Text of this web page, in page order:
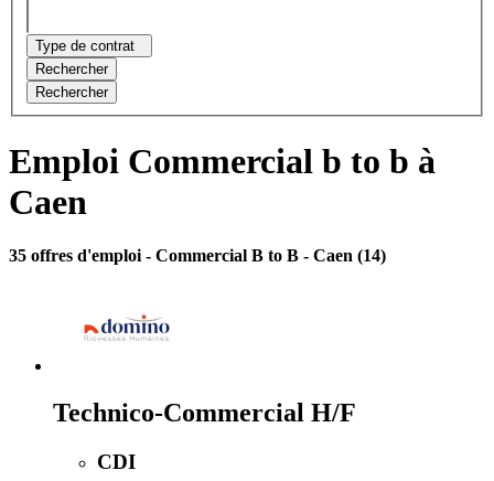
Type de contrat
Rechercher
Rechercher
Emploi Commercial b to b à
Caen
35 offres d'emploi - Commercial B to B - Caen (14)
Technico-Commercial H/F
CDI